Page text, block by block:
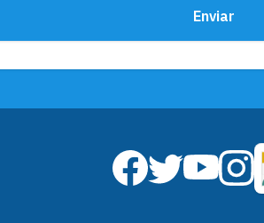
Enviar